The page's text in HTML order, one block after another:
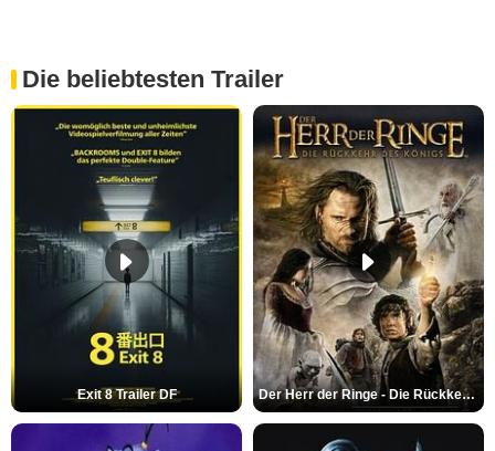
Die beliebtesten Trailer
Exit 8 Trailer DF Der Herr der Ringe - Die Rückkehr des Königs Trailer OV